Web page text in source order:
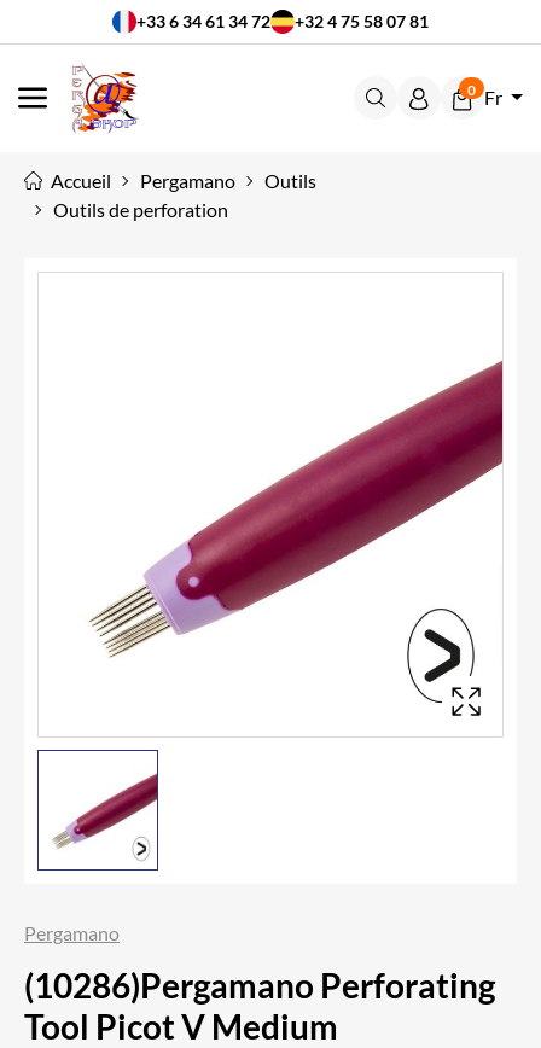
+33 6 34 61 34 72 +32 4 75 58 07 81
MENU
0 Fr
Accueil Pergamano
Outils
Outils de perforation
Pergamano
(10286)Pergamano Perforating
Tool Picot V Medium